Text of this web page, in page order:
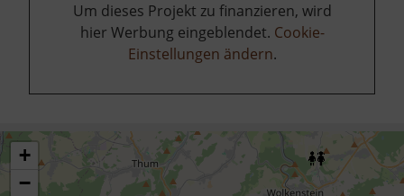
Um dieses Projekt zu finanzieren, wird
hier Werbung eingeblendet. Cookie-
Einstellungen ändern.
+
−